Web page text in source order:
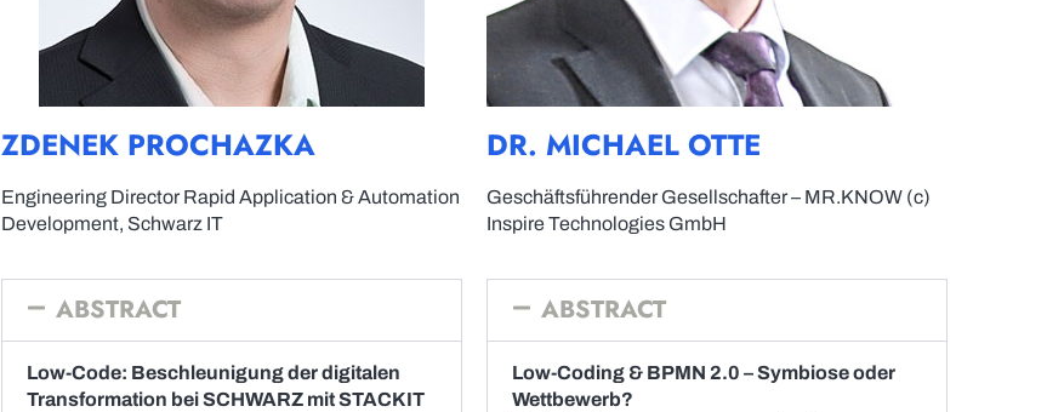
ZDENEK PROCHAZKA
Engineering Director Rapid Application & Automation
Development, Schwarz IT
ABSTRACT
Low-Code: Beschleunigung der digitalen
Transformation bei SCHWARZ mit STACKIT
DR. MICHAEL OTTE
Geschäftsführender Gesellschafter – MR.KNOW (c)
Inspire Technologies GmbH
ABSTRACT
Low-Coding & BPMN 2.0 – Symbiose oder
Wettbewerb?